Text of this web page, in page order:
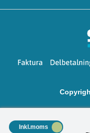
Inkl.moms